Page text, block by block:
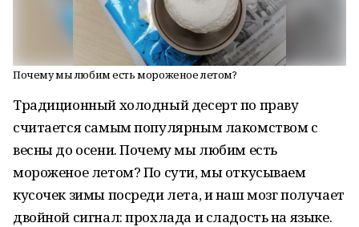
Почему мы любим есть мороженое летом?
Традиционный холодный десерт по праву
считается самым популярным лакомством с
весны до осени. Почему мы любим есть
мороженое летом? По сути, мы откусываем
кусочек зимы посреди лета, и наш мозг получает
двойной сигнал: прохлада и сладость на языке.